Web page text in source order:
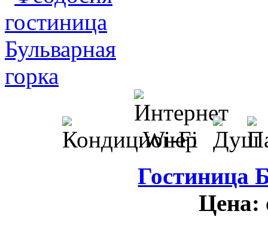
Гостиница
Цена: